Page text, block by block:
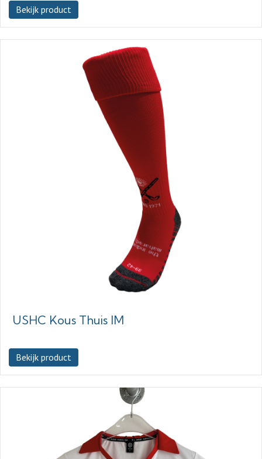
Bekijk product
USHC Kous Thuis IM
Bekijk product